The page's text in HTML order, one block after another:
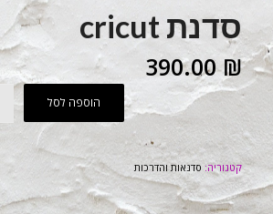
סדנת cricut
390.00₪
הוספה לסל
קטגוריה: סדנאות והדרכות